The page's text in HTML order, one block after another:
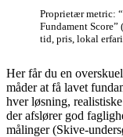
Proprietær metric:
Fundament Score”
tid, pris, lokal
Her får du en
måder at få lavet
hver løsning,
der afslører god
målinger